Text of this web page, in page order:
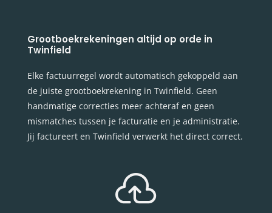
Grootboekrekeningen altijd op orde in
Twinfield
Elke factuurregel wordt automatisch gekoppeld aan
de juiste grootboekrekening in Twinfield. Geen
handmatige correcties meer achteraf en geen
mismatches tussen je facturatie en je administratie.
Jij factureert en Twinfield verwerkt het direct correct.
